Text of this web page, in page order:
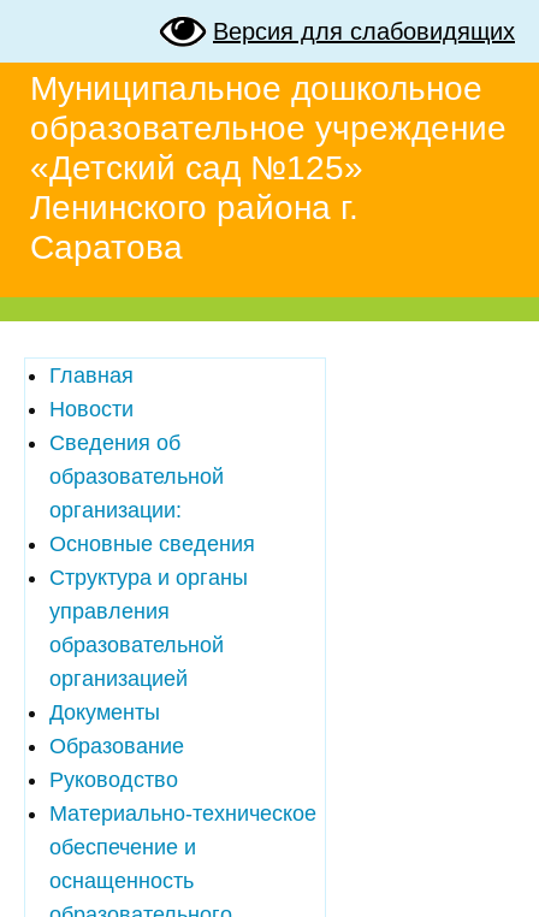
Версия для слабовидящих
Муниципальное дошкольное
образовательное учреждение
«Детский сад №125»
Ленинского района г.
Саратова
Главная
Новости
Сведения об
образовательной
организации:
Основные сведения
Структура и органы
управления
образовательной
организацией
Документы
Образование
Руководство
Материально-техническое
обеспечение и
оснащенность